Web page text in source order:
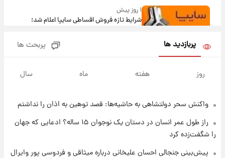
۱ روز پیش
شرایط تازه فروش اقساطی سایپا اعلام شد؛
قیمت سکه و طلا فردا
۱ روز پیش
۱ روز پیش
پربازدید ها پربحث ها
روز هفته ماه سال
واکنش سحر دولتشاهی به حاشیه‌ها: قصد توهین به اذان را نداشتم
راز طول عمر انسان در دستان یک نوجوان ۱۵ ساله؟ ادعایی که جهان
را شگفت‌زده کرد
پیش‌بینی جنجالی احسان علیخانی درباره میثاقی و فردوسی پور وایرال